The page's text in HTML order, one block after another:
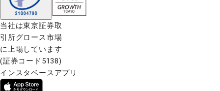
当社は東京証券取
引所グロース市場
に上場しています
(証券コード5138)
インスタベースアプリ